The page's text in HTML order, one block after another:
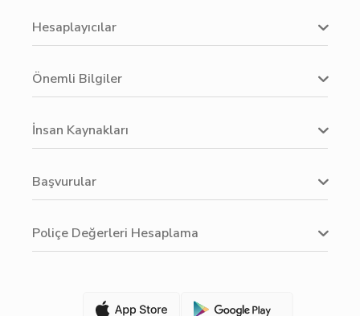
Hesaplayıcılar
Önemli Bilgiler
İnsan Kaynakları
Başvurular
Poliçe Değerleri Hesaplama